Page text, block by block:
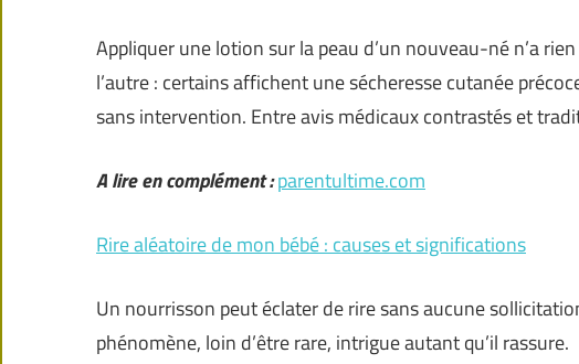
Appliquer une lotion sur la peau d’un nouveau-né n’a
l’autre : certains affichent une sécheresse cutanée
sans intervention. Entre avis médicaux contrastés et
A lire en complément :parentultime.com
Rire aléatoire de mon bébé : causes et significations
Un nourrisson peut éclater de rire sans aucune
phénomène, loin d’être rare, intrigue autant qu’il rassure.